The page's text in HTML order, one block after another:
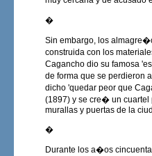
�
Sin embargo, los
construida con los
Cagancho dio su famosa
de forma que se perdieron
dicho 'quedar peor que
(1897) y se cre� un cuartel
murallas y puertas de la
�
Durante los a�os